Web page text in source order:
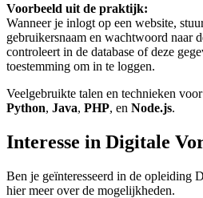
Voorbeeld uit de praktijk:
Wanneer je inlogt op een website,
gebruikersnaam en wachtwoord naar
controleert in de database of deze
toestemming om in te loggen.
Veelgebruikte talen en technieken
Python, Java, PHP, en Node.js.
Interesse in Digitale
Ben je geïnteresseerd in de opleiding
hier meer over de mogelijkheden.